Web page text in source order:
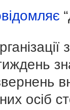
осіб